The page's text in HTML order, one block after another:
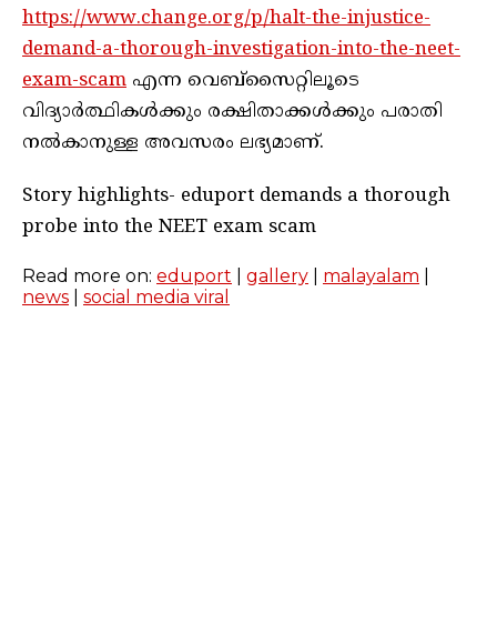
https://www.change.org/p/halt-the-injustice-
demand-a-thorough-investigation-into-the-neet-
exam-scam എന്ന വെബ്‌സൈറ്റിലൂടെ
വിദ്യാര്‍ത്ഥികള്‍ക്കും രക്ഷിതാക്കള്‍ക്കും പരാതി
നല്‍കാനുള്ള അവസരം ലഭ്യമാണ്.
Story highlights- eduport demands a thorough
probe into the NEET exam scam
Read more on: eduport gallery malayalam
news
social media viral